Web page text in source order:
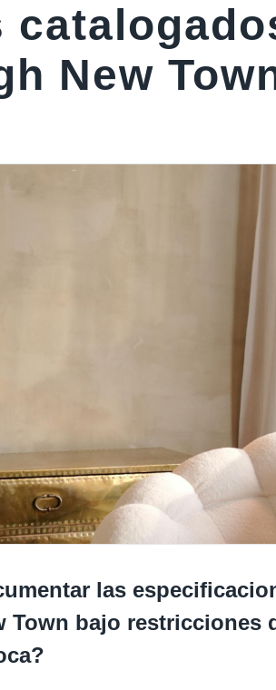
New
las
Town bajo restricciones